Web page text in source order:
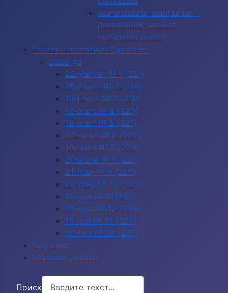
Iste'molchilar manfaatlari -
jamoatchilik nazorati
markazida (radio)
"Iste’mol madaniyati" gazetasi
2026-yil
22-yanvar № 1 (217)
05-fevral № 2 (218)
19-fevral № 3 (219)
12-mart № 4 (220)
19-mart № 5 (221)
02-aprel № 6 (222)
16-aprel № 7 (223)
30-aprel № 8 (224)
21-may № 9 (225)
25-may № 10 (226)
11-iyun № 11 (227)
25-iyun № 12 (228)
15-iyul № 13 (229)
30-iyul № 14 (230)
Bog‘lanish
Murojaat yo‘llash
Поиск